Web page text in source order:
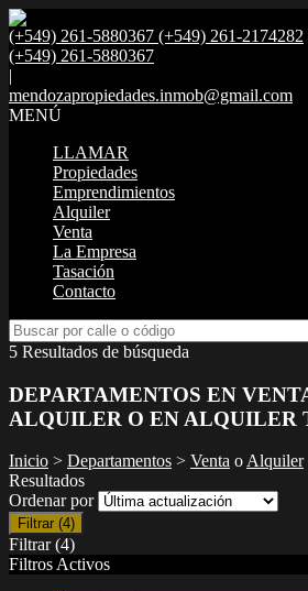
(+549) 261-5880367 (+549) 261-2174282
(+549) 261-5880367
|
mendozapropiedades.inmob@gmail.com
MENÚ
LLAMAR
Propiedades
Emprendimientos
Alquiler
Venta
La Empresa
Tasación
Contacto
5 Resultados de búsqueda
DEPARTAMENTOS EN
ALQUILER O EN ALQUILER
Inicio > Departamentos > Venta oAlquiler
Resultados
Ordenar por
Filtrar (4)
Filtrar (4)
Filtros Activos